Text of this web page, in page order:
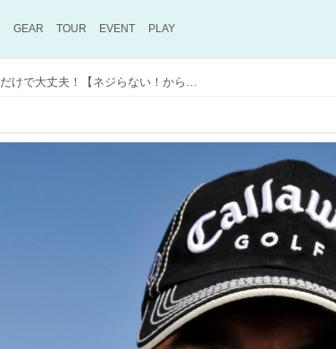
GEAR TOUR EVENT PLAY
ゴルフ前日練習は「1本」だけで大丈夫！【ネジらない！から遠くへ飛ぶ、ピンに寄る。vol.42】